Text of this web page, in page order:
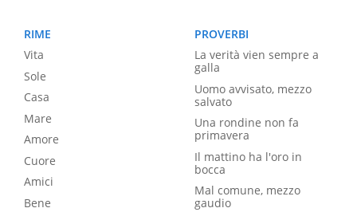
RIME
Vita
Sole
Casa
Mare
Amore
Cuore
Amici
Bene
PROVERBI
La verità vien sempre a
galla
Uomo avvisato, mezzo
salvato
Una rondine non fa
primavera
Il mattino ha l'oro in
bocca
Mal comune, mezzo
gaudio